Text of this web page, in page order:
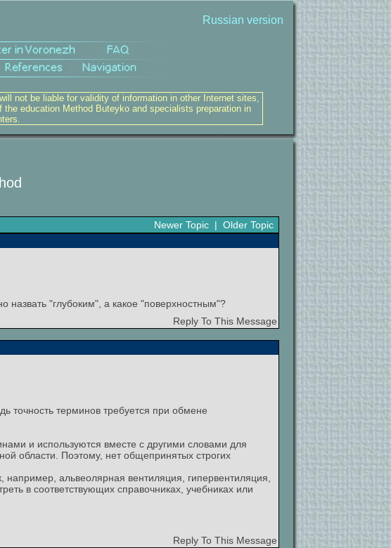
Russian version
not be liable for validity of information in other Internet sites,
education Method Buteyko and specialists preparation in
Newer Topic | Older Topic
"глубоким", а какое "поверхностным"?
Reply To This Message
терминов требуется при обмене
и используются вместе с другими словами для
области. Поэтому, нет общепринятых строгих
например, альвеолярная вентиляция, гипервентиляция,
в соответствующих справочниках, учебниках или
Reply To This Message